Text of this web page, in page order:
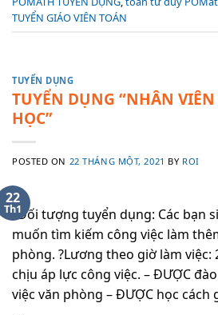
TUYỂN GIÁO VIÊN TOÁN
TUYỂN DỤNG
TUYỂN DỤNG “NHÂN
HỌC”
POSTED ON 22 THÁNG MỘT, 2021 BY ROI
22
Th1?Đối tượng tuyển dụng: Các bạn
muốn tìm kiếm công việc làm
phòng. ?Lương theo giờ làm việc:
chịu áp lực công việc. – ĐƯỢC
việc văn phòng – ĐƯỢC học cách